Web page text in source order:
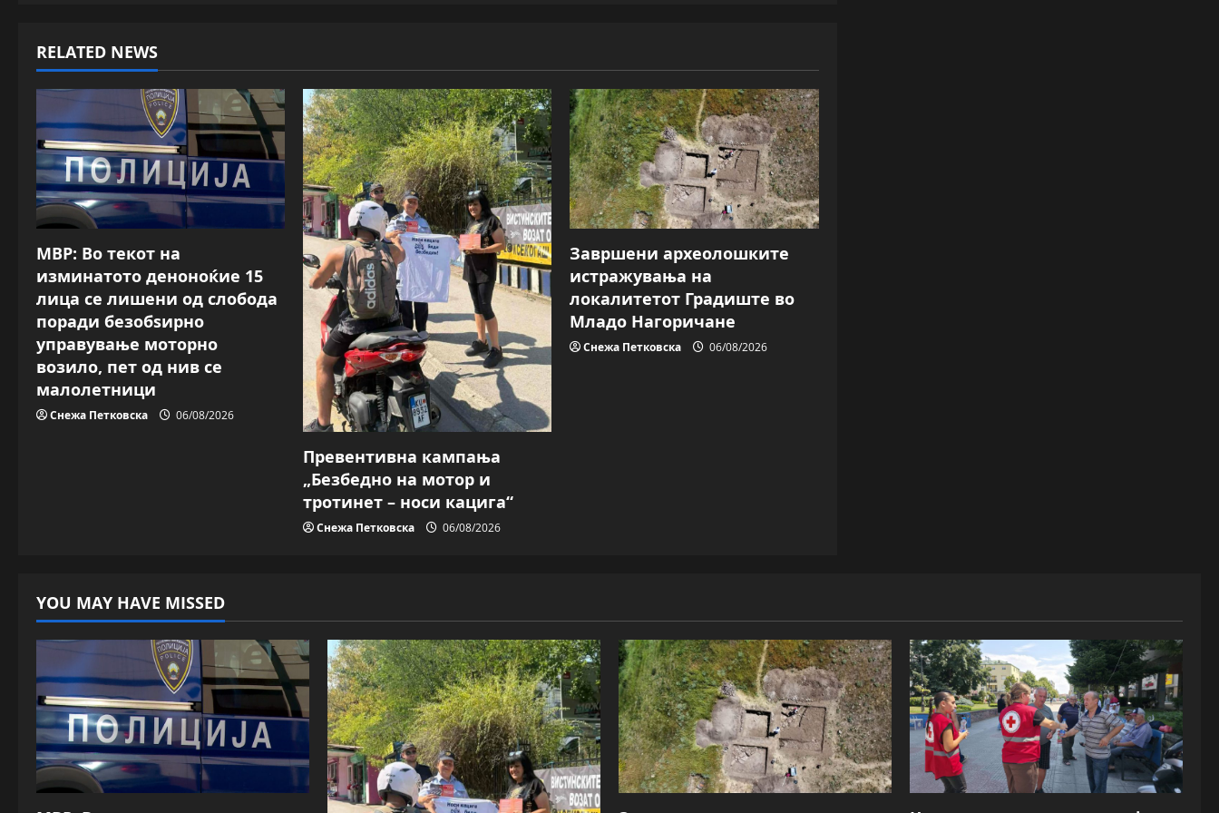
n
a
v
i
g
a
t
i
o
n
RELATED NEWS
МВР: Во текот на
изминатото деноноќие 15
лица се лишени од слобода
поради безобѕирно
управување моторно
возило, пет од нив се
малолетници
Снежа Петковска 06/08/2026
Превентивна кампања
„Безбедно на мотор и
тротинет – носи кацига“
Снежа Петковска 06/08/2026
Завршени археолошките
истражувања на
локалитетот Градиште во
Младо Нагоричане
Снежа Петковска 06/08/2026
YOU MAY HAVE MISSED